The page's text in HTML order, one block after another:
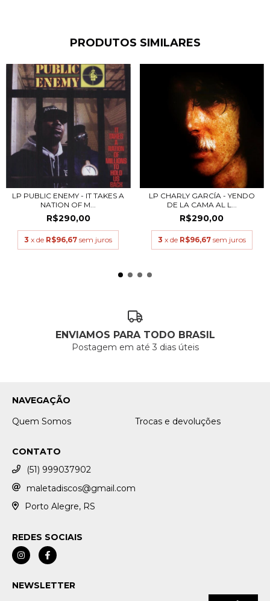
PRODUTOS SIMILARES
LP PUBLIC ENEMY - IT TAKES A
NATION OF M...
R$290,00
3 x de R$96,67 sem juros
LP CHARLY GARCÍA - YENDO
DE LA CAMA AL L...
R$290,00
3 x de R$96,67 sem juros
ENVIAMOS PARA TODO BRASIL
Postagem em até 3 dias úteis
NAVEGAÇÃO
Quem Somos
Trocas e devoluções
CONTATO
(51) 999037902
maletadiscos@gmail.com
Porto Alegre, RS
REDES SOCIAIS
NEWSLETTER